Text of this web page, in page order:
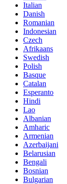
Italian
Danish
Romanian
Indonesian
Czech
Afrikaans
Swedish
Polish
Basque
Catalan
Esperanto
Hindi
Lao
Albanian
Amharic
Armenian
Azerbaijani
Belarusian
Bengali
Bosnian
Bulgarian